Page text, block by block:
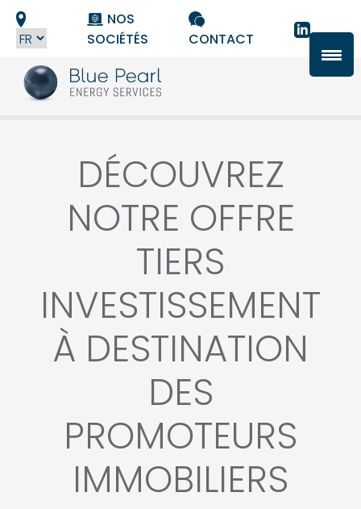
NOS
SOCIÉTÉS
CONTACT
DÉCOUVREZ
NOTRE OFFRE
TIERS
INVESTISSEMENT
À DESTINATION
DES
PROMOTEURS
IMMOBILIERS
Panneau de gestion des cookies